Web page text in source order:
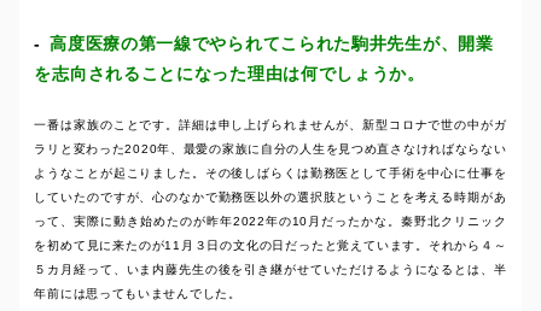
高度医療の第一線でやられてこられた駒井先生が、開業
を志向されることになった理由は何でしょうか。
一番は家族のことです。詳細は申し上げられませんが、新型コロナで世の中がガ
ラリと変わった2020年、最愛の家族に自分の人生を見つめ直さなければならない
ようなことが起こりました。その後しばらくは勤務医として手術を中心に仕事を
していたのですが、心のなかで勤務医以外の選択肢ということを考える時期があ
って、実際に動き始めたのが昨年2022年の10月だったかな。秦野北クリニック
を初めて見に来たのが11月３日の文化の日だったと覚えています。それから４～
５カ月経って、いま内藤先生の後を引き継がせていただけるようになるとは、半
年前には思ってもいませんでした。